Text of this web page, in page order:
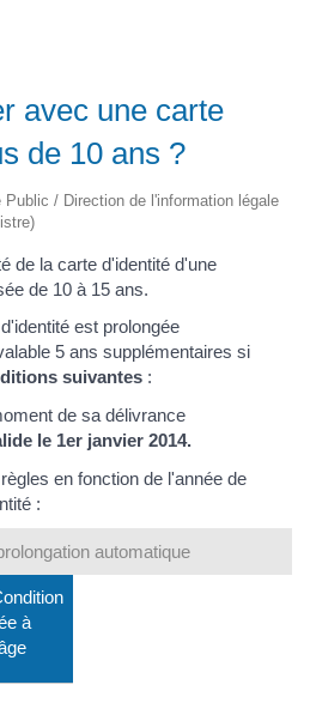
avec une carte
de 10 ans ?
/ Direction de l'information légale
de la carte d'identité d'une
de 10 à 15 ans.
est prolongée
5 ans supplémentaires si
suivantes :
de sa délivrance
le 1er janvier 2014.
en fonction de l'année de
:
automatique
à